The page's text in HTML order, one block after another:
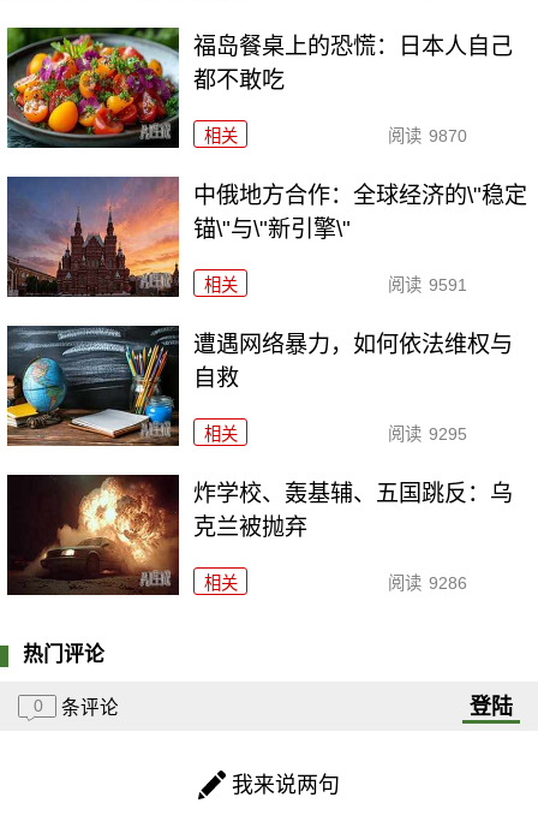
福岛餐桌上的恐慌：日本人自己
都不敢吃
相关 阅读 9870
中俄地方合作：全球经济的\"稳定
锚\"与\"新引擎\"
相关 阅读 9591
遭遇网络暴力，如何依法维权与
自救
相关 阅读 9295
炸学校、轰基辅、五国跳反：乌
克兰被抛弃
相关 阅读 9286
热门评论
0 条评论 登陆
我来说两句